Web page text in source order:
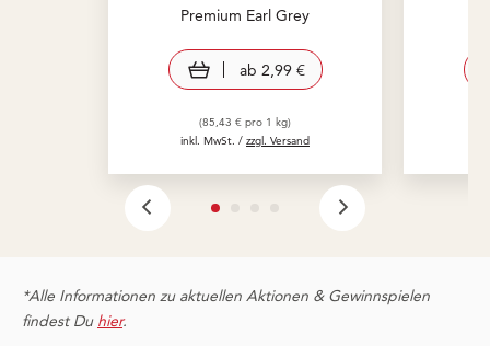
Premium Earl Grey
view product
ab 2,99 €
(85,43 € pro 1 kg)
inkl. MwSt. / zzgl. Versand
*Alle Informationen zu aktuellen Aktionen & Gewinnspielen
findest Du hier.